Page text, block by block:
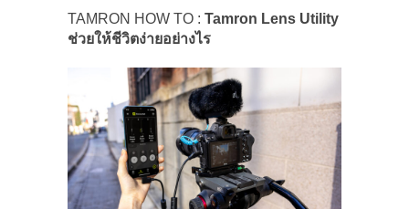
TAMRON HOW TO : Tamron Lens Utility
ช่วยให้ชีวิตง่ายอย่างไร